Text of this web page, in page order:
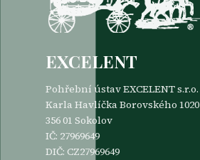
EXCELENT
Pohřební ústav EXCELENT s.r.o.
Karla Havlíčka Borovského 1020
356 01 Sokolov
IČ: 27969649
DIČ: CZ27969649